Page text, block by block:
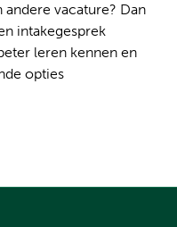
andere vacature? Dan
intakegesprek
leren kennen en
opties